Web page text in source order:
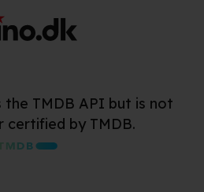
the TMDB API but is not
certified by TMDB.